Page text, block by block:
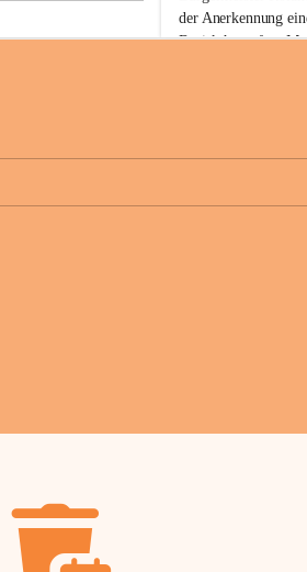
e
n
a
der Anerkennung
Bezirkshauptfrau